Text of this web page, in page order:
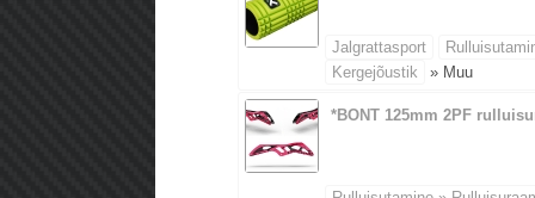
Jalgrattasport
Kergejõustik
» Muu
*BONT 125mm 2PF